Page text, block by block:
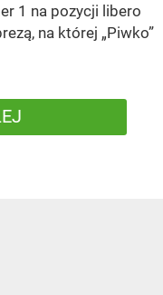
1 na pozycji libero
na której „Piwko”